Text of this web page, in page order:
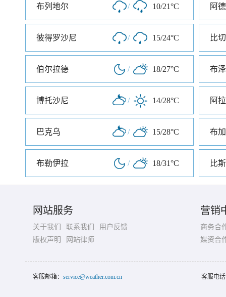
布列地尔 / 10/21°C 阿
彼得罗沙尼 / 15/24°C 比
伯尔拉德 / 18/27°C 布
博托沙尼 / 14/28°C 阿
巴克乌 / 15/28°C 布
布勒伊拉 / 18/31°C 比
网站服务
关于我们 联系我们
用户反馈
版权声明
网站律师
营销
商务合
媒资合
客服邮箱： service@weather.com.cn 客服电